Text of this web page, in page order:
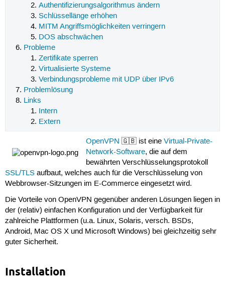
Authentifizierungsalgorithmus ändern
Schlüssellänge erhöhen
MITM Angriffsmöglichkeiten verringern
DOS abschwächen
Probleme
Zertifikate sperren
Virtualisierte Systeme
Verbindungsprobleme mit UDP über IPv6
Problemlösung
Links
Intern
Extern
OpenVPN 🇬🇧 ist eineVirtual-Private-
Network-Software, die auf dem
bewährten Verschlüsselungsprotokoll
SSL/TLSaufbaut, welches auch für die Verschlüsselung von
Webbrowser-Sitzungen im E-Commerce eingesetzt wird.
Die Vorteile von OpenVPN gegenüber anderen Lösungen liegen in
der (relativ) einfachen Konfiguration und der Verfügbarkeit für
zahlreiche Plattformen (u.a. Linux, Solaris, versch. BSDs,
Android, Mac OS X und Microsoft Windows) bei gleichzeitig sehr
guter Sicherheit.
Installation